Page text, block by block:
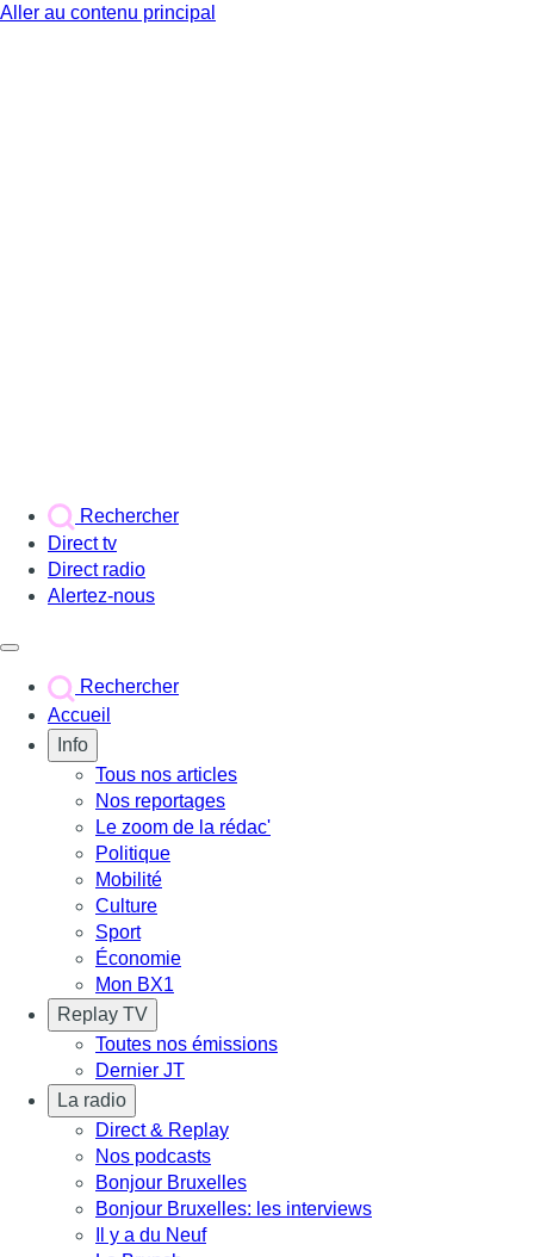
Aller au contenu principal
Rechercher
Direct tv
Direct radio
Alertez-nous
Rechercher
Accueil
Info
Tous nos articles
Nos reportages
Le zoom de la rédac'
Politique
Mobilité
Culture
Sport
Économie
Mon BX1
Replay TV
Toutes nos émissions
Dernier JT
La radio
Direct & Replay
Nos podcasts
Bonjour Bruxelles
Bonjour Bruxelles: les interviews
Il y a du Neuf